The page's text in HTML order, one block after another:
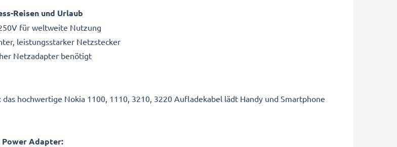
Reisen und Urlaub
für weltweite Nutzung
leistungsstarker Netzstecker
Netzadapter benötigt
hochwertige Nokia 1100, 1110, 3210, 3220 Aufladekabel lädt Handy und Smartphone
Power Adapter: